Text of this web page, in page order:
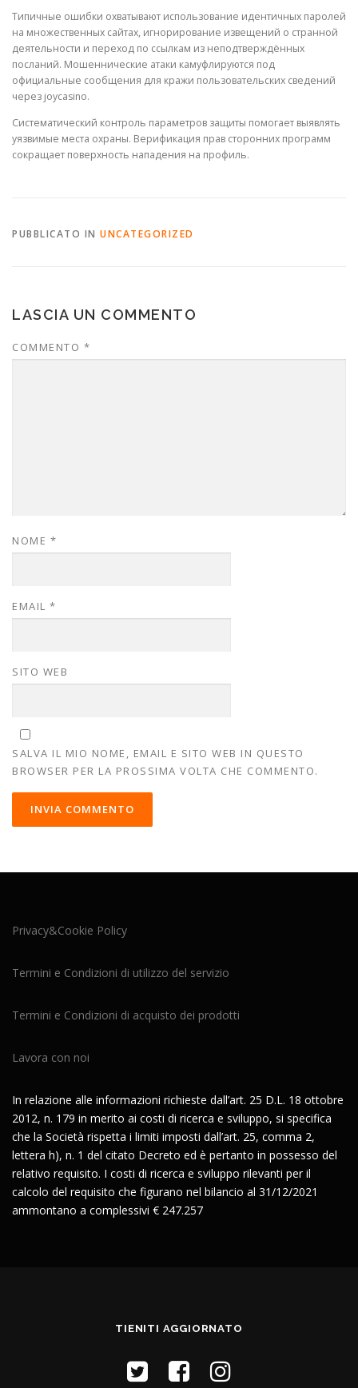
Типичные ошибки охватывают использование идентичных паролей
на множественных сайтах, игнорирование извещений о странной
деятельности и переход по ссылкам из неподтверждённых
посланий. Мошеннические атаки камуфлируются под
официальные сообщения для кражи пользовательских сведений
через joycasino.
Систематический контроль параметров защиты помогает выявлять
уязвимые места охраны. Верификация прав сторонних программ
сокращает поверхность нападения на профиль.
PUBBLICATO IN UNCATEGORIZED
LASCIA UN COMMENTO
COMMENTO *
NOME *
EMAIL *
SITO WEB
SALVA IL MIO NOME, EMAIL E SITO WEB IN QUESTO
BROWSER PER LA PROSSIMA VOLTA CHE COMMENTO.
Privacy&Cookie Policy
Termini e Condizioni di utilizzo del servizio
Termini e Condizioni di acquisto dei prodotti
Lavora con noi
In relazione alle informazioni richieste dall’art. 25 D.L. 18 ottobre
2012, n. 179 in merito ai costi di ricerca e sviluppo, si specifica
che la Società rispetta i limiti imposti dall’art. 25, comma 2,
lettera h), n. 1 del citato Decreto ed è pertanto in possesso del
relativo requisito. I costi di ricerca e sviluppo rilevanti per il
calcolo del requisito che figurano nel bilancio al 31/12/2021
ammontano a complessivi € 247.257
TIENITI AGGIORNATO